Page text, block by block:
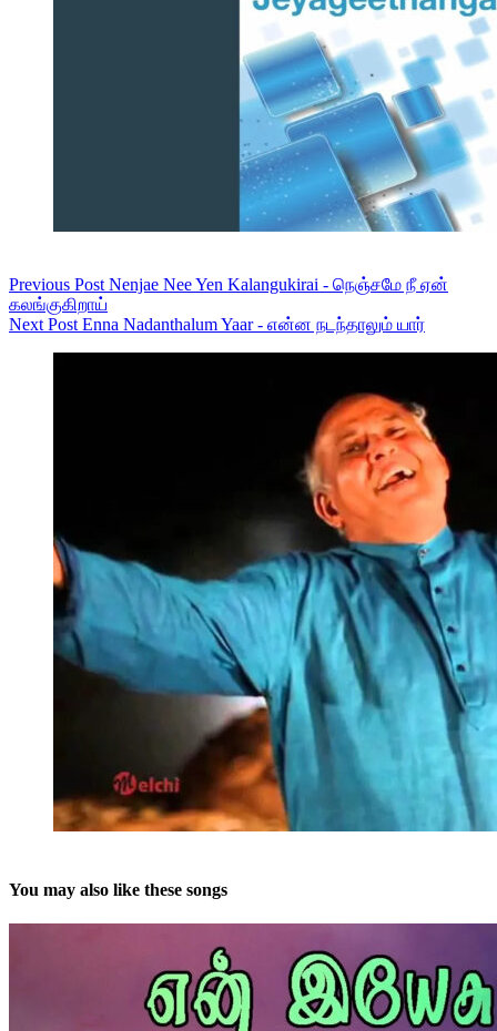
Previous Post Nenjae Nee Yen Kalangukirai - நெஞ்சமே நீ ஏன்
கலங்குகிறாய்
Next Post Enna Nadanthalum Yaar - என்ன நடந்தாலும் யார்
You may also like these songs